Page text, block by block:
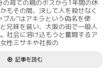
の育ての親のボスから1年間の休
もその間、決して人を殺せなく
ブル”はアキラという偽名を使
兄妹を装い、大阪の街で一般人
社会に溶け込もうと奮闘するア
性ミサキや社長の
記事を読む